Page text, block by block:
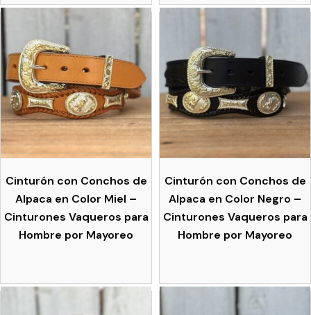
Cinturón con Conchos de
Alpaca en Color Miel –
Cinturones Vaqueros para
Hombre por Mayoreo
Cinturón con Conchos de
Alpaca en Color Negro –
Cinturones Vaqueros para
Hombre por Mayoreo